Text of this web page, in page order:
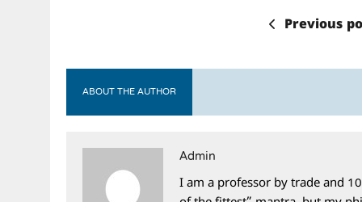
Previous
ABOUT THE AUTHOR
Admin
I am a professor by trade and